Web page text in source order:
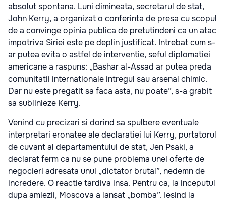
absolut spontana. Luni dimineata, secretarul de stat,
John Kerry, a organizat o conferinta de presa cu scopul
de a convinge opinia publica de pretutindeni ca un atac
impotriva Siriei este pe deplin justificat. Intrebat cum s-
ar putea evita o astfel de interventie, seful diplomatiei
americane a raspuns: „Bashar al-Assad ar putea preda
comunitatii internationale intregul sau arsenal chimic.
Dar nu este pregatit sa faca asta, nu poate”, s-a grabit
sa sublinieze Kerry.
Venind cu precizari si dorind sa spulbere eventuale
interpretari eronatee ale declaratiei lui Kerry, purtatorul
de cuvant al departamentului de stat, Jen Psaki, a
declarat ferm ca nu se pune problema unei oferte de
negocieri adresata unui „dictator brutal”, nedemn de
incredere. O reactie tardiva insa. Pentru ca, la inceputul
dupa amiezii, Moscova a lansat „bomba”. Iesind la